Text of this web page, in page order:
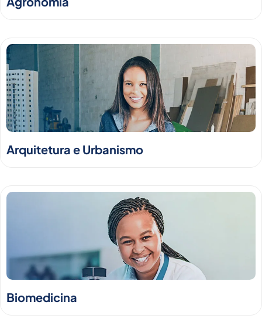
Arquitetura e Urbanismo
Biomedicina